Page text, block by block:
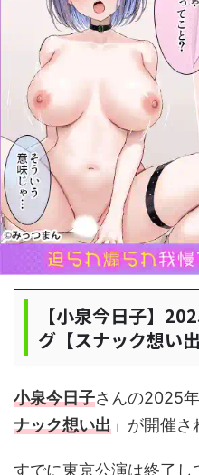
【小泉今日子】
グ【スナック想い
小泉今日子さんの2025
ナック想い出 」が開催さ
すでに東京公演は終了